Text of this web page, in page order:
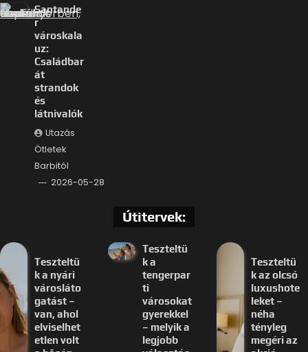
Santande
r
városkala
uz:
Családbar
át
strandok
és
látnivalók
Utazás
Ötletek
Barbitól
2026-05-28
Útitervek:
Teszteltü
k a nyári
városláto
gatást –
van, ahol
elviselhet
etlen volt
Teszteltü
k a
tengerpar
ti
városokat
gyerekkel
– melyik a
legjobb
Teszteltü
k az olcsó
luxushote
leket –
néha
tényleg
megéri az